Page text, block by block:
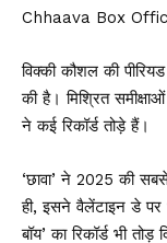
Chhaava Box
विक्की कौशल की
की है। मिश्रित
ने कई रिकॉर्ड तोड़े हैं।
‘छावा’ ने 2025 की
ही, इसने वैलेंटाइन डे
बॉय’ का रिकॉर्ड भी